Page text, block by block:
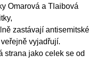
Omarová a Tlaibová
zastávají antisemitské
vyjadřují.
strana jako celek se od